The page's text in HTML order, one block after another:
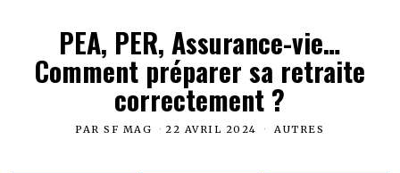
PEA, PER, Assurance-vie…
Comment préparer sa retraite
correctement ?
PARSF MAG 22 AVRIL 2024 AUTRES